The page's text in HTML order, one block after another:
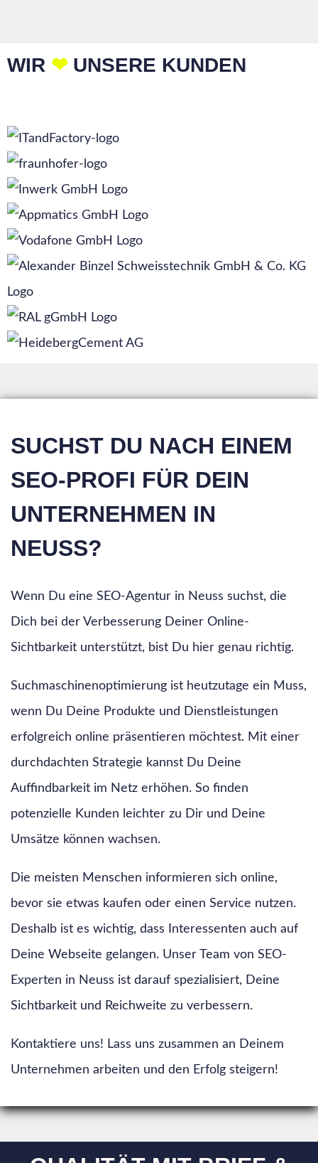
WIR ❤ UNSERE KUNDEN
SUCHST DU NACH EINEM
SEO-PROFI FÜR DEIN
UNTERNEHMEN IN
NEUSS?
Wenn Du eine SEO-Agentur in Neuss suchst, die
Dich bei der Verbesserung Deiner Online-
Sichtbarkeit unterstützt, bist Du hier genau richtig.
Suchmaschinenoptimierung ist heutzutage ein Muss,
wenn Du Deine Produkte und Dienstleistungen
erfolgreich online präsentieren möchtest. Mit einer
durchdachten Strategie kannst Du Deine
Auffindbarkeit im Netz erhöhen. So finden
potenzielle Kunden leichter zu Dir und Deine
Umsätze können wachsen.
Die meisten Menschen informieren sich online,
bevor sie etwas kaufen oder einen Service nutzen.
Deshalb ist es wichtig, dass Interessenten auch auf
Deine Webseite gelangen. Unser Team von SEO-
Experten in Neuss ist darauf spezialisiert, Deine
Sichtbarkeit und Reichweite zu verbessern.
Kontaktiere uns! Lass uns zusammen an Deinem
Unternehmen arbeiten und den Erfolg steigern!